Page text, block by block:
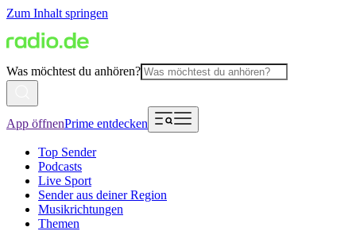
Zum Inhalt springen
Was möchtest du anhören?
App öffnenPrime entdecken
Top Sender
Podcasts
Live Sport
Sender aus deiner Region
Musikrichtungen
Themen